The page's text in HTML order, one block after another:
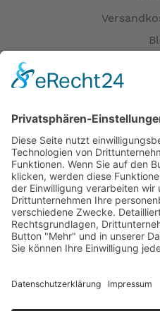
Zahlung